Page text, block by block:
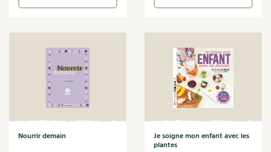
Nourrir demain Je soigne mon enfant avec les
plantes